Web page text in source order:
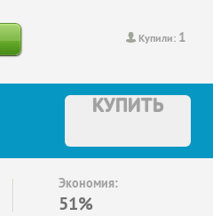
Купили: 1
КУПИТЬ
Экономия:
51%